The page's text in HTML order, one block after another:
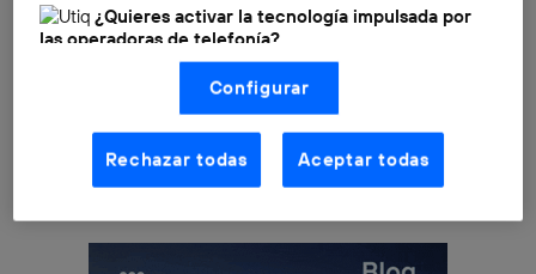
directora de Human Age Institute, “hay que atraerles,
desarrollar proyectos cortos que les estimulen para
que el tiempo que estén en nuestras organizaciones
den lo mejor de sí”. No es la primera vez que se sugiere
que el perfil de un millennial no concibe el trabajar
toda su vida en una misma empresa.
¿Quieres activar la tecnología impulsada por
las operadoras de telefonía?
Nosotros, Telefónica S.A., utilizamos la tecnología Utiq para
realizar nuestras acciones de marketing digital o análisis
(como se describe en este aviso de consentimiento)
basadas en tu navegación en nuestra(s) web(s)
aquí (solo cuando utilizas una conexión a
internet habilitada , proporcionada por una de las
operadoras de telefonía participantes, y otorgas tu
La tecnología Utiq está diseñada con la privacidad como
Configurar
Rechazar todas Aceptar todas